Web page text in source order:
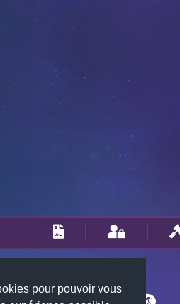
pour pouvoir vous